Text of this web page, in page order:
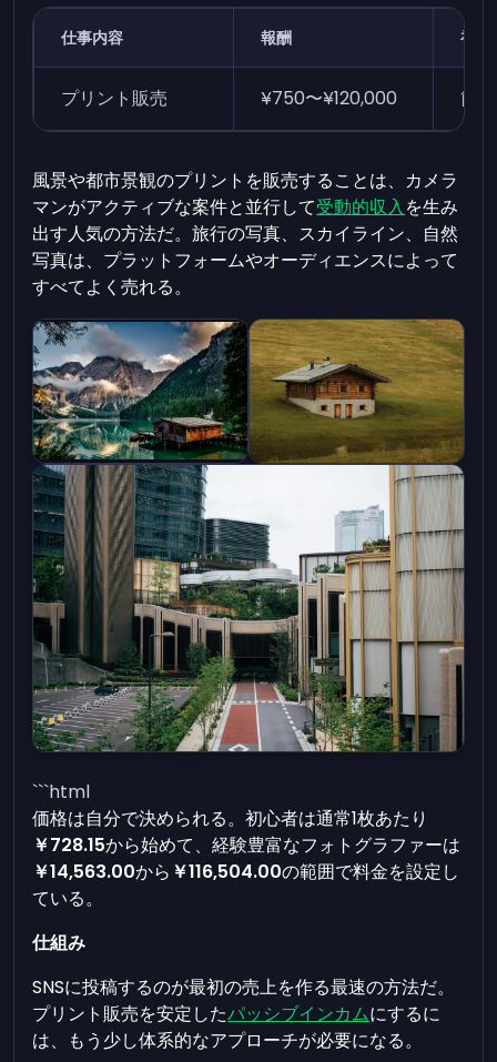
仕事内容 報酬 初心
プリント販売 ¥750〜¥120,000 簡
風景や都市景観のプリントを販売することは、カメラ
マンがアクティブな案件と並行して受動的収入を生み
出す人気の方法だ。旅行の写真、スカイライン、自然
写真は、プラットフォームやオーディエンスによって
すべてよく売れる。
```html
価格は自分で決められる。初心者は通常1枚あたり
￥728.15から始めて、経験豊富なフォトグラファーは
￥14,563.00から ￥116,504.00の範囲で料金を設定し
ている。
仕組み
SNSに投稿するのが最初の売上を作る最速の方法だ。
プリント販売を安定したパッシブインカムにするに
は、もう少し体系的なアプローチが必要になる。